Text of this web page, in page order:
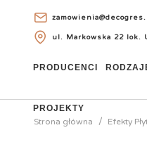
ul. Markowska 22 lok.
PRODUCENCI
PROJEKTY
Strona główna
Efekty